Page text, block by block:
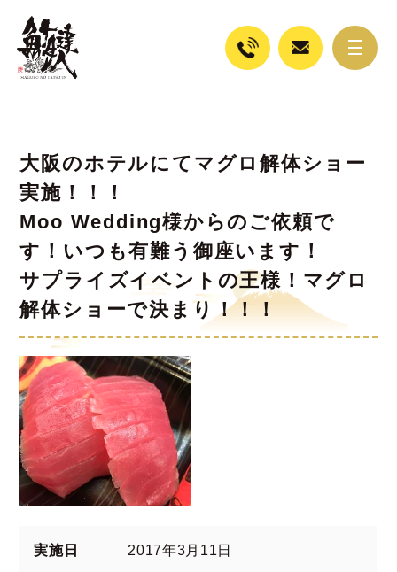
大阪のホテルにてマグロ解体ショー
実施！！！
Moo Wedding様からのご依頼で
す！いつも有難う御座います！
サプライズイベントの王様！マグロ
解体ショーで決まり！！！
実施日 2017年3月11日